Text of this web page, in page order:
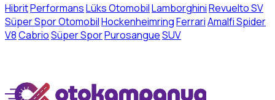
HibritPerformansLüks OtomobilLamborghiniRevuelto SV
Süper Spor OtomobilHockenheimringFerrariAmalfi Spider
V8CabrioSüper SporPurosangueSUV